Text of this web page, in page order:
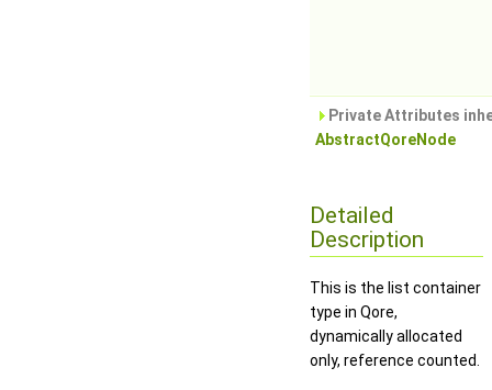
Private Attributes
AbstractQoreNode
Detailed
Description
This is the list container
type in Qore,
dynamically allocated
only, reference counted.